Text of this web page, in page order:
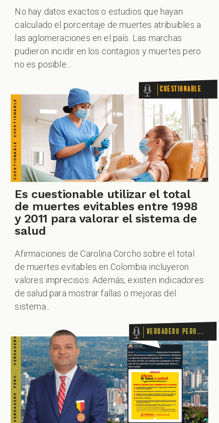
No hay datos exactos o estudios que hayan
calculado el porcentaje de muertes atribuibles a
las aglomeraciones en el país. Las marchas
pudieron incidir en los contagios y muertes pero
no es posible...
Cuestionable
Es cuestionable utilizar el total
de muertes evitables entre 1998
y 2011 para valorar el sistema de
salud
Afirmaciones de Carolina Corcho sobre el total
de muertes evitables en Colombia incluyeron
valores imprecisos. Además, existen indicadores
de salud para mostrar fallas o mejoras del
sistema...
VERDADERO PERO... VERDADERO PERO... VERDADERO PERO... VERDADERO PERO... VERDADERO PERO... VERDADERO PERO... VERDADERO PERO... Verdadero pero...